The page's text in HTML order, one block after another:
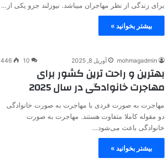
برای زندگی از نظر مهاجران میباشد. نیوزلند جزو یکی از…
بیشتر بخوانید »
mohmagadmin آوریل 8, 2025 10
446
بهترین و راحت ترین کشور برای
مهاجرت خانوادگی در سال 2025
مهاجرت به صورت فردی با مهاجرت به صورت خانوادگی
دو مقوله کاملا متفاوت هستند. مهاجرت به صورت
خانوادگی باعث می‌شود…
بیشتر بخوانید »